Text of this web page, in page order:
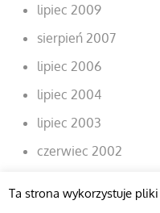
lipiec 2009
sierpień 2007
lipiec 2006
lipiec 2004
lipiec 2003
czerwiec 2002
Ta strona wykorzystuje